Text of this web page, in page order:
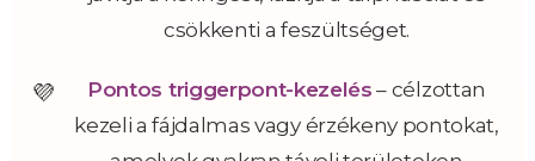
csökkenti a feszültséget.
Pontos triggerpont-kezelés – célzottan
kezeli a fájdalmas vagy érzékeny pontokat,